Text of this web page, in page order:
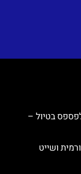
לפספס בטיול –
ושייט